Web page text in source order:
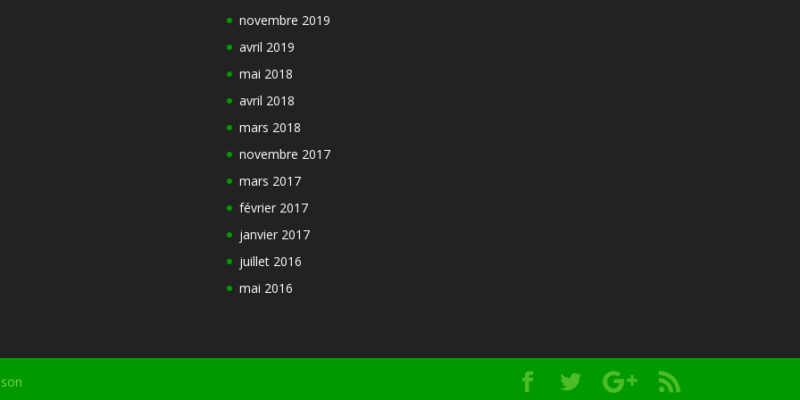
novembre 2019
avril 2019
mai 2018
avril 2018
mars 2018
novembre 2017
mars 2017
février 2017
janvier 2017
juillet 2016
mai 2016